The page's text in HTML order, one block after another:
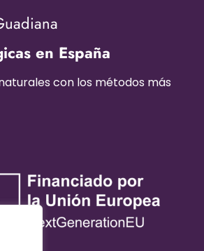
en España
con los métodos más